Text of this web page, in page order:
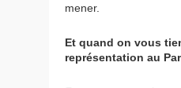
mener.
Et quand on vous
représentation au